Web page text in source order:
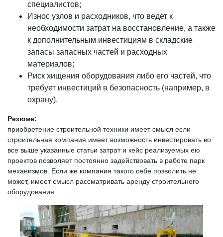
специалистов;
Износ узлов и расходников, что ведет к
необходимости затрат на восстановление, а также
к дополнительным инвестициям в складские
запасы запасных частей и расходных
материалов;
Риск хищения оборудования либо его частей, что
требует инвестиций в безопасность (например, в
охрану).
Резюме:
приобретение строительной техники имеет смысл если
строительная компания имеет возможность инвестировать во
все выше указанные статьи затрат и кейс реализуемых ею
проектов позволяет постоянно задействовать в работе парк
механизмов. Если же компания такого себе позволить не
может, имеет смысл рассматривать аренду строительного
оборудования.